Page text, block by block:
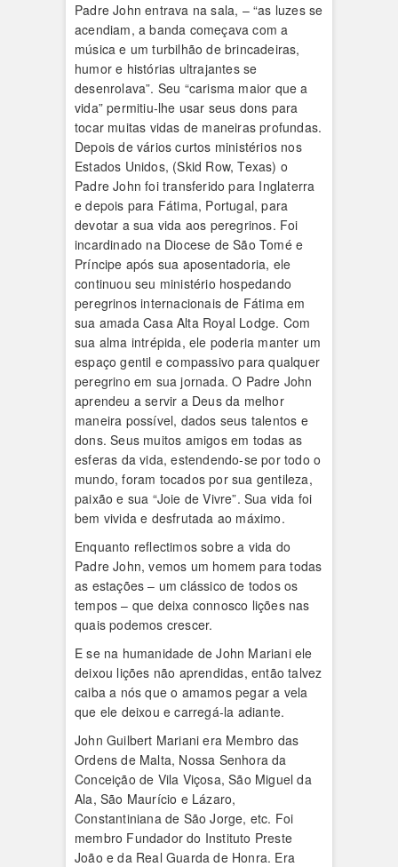
Padre John entrava na sala, – “as luzes se
acendiam, a banda começava com a
música e um turbilhão de brincadeiras,
humor e histórias ultrajantes se
desenrolava”. Seu “carisma maior que a
vida” permitiu-lhe usar seus dons para
tocar muitas vidas de maneiras profundas.
Depois de vários curtos ministérios nos
Estados Unidos, (Skid Row, Texas) o
Padre John foi transferido para Inglaterra
e depois para Fátima, Portugal, para
devotar a sua vida aos peregrinos. Foi
incardinado na Diocese de São Tomé e
Príncipe após sua aposentadoria, ele
continuou seu ministério hospedando
peregrinos internacionais de Fátima em
sua amada Casa Alta Royal Lodge. Com
sua alma intrépida, ele poderia manter um
espaço gentil e compassivo para qualquer
peregrino em sua jornada. O Padre John
aprendeu a servir a Deus da melhor
maneira possível, dados seus talentos e
dons. Seus muitos amigos em todas as
esferas da vida, estendendo-se por todo o
mundo, foram tocados por sua gentileza,
paixão e sua “Joie de Vivre”. Sua vida foi
bem vivida e desfrutada ao máximo.
Enquanto reflectimos sobre a vida do
Padre John, vemos um homem para todas
as estações – um clássico de todos os
tempos – que deixa connosco lições nas
quais podemos crescer.
E se na humanidade de John Mariani ele
deixou lições não aprendidas, então talvez
caiba a nós que o amamos pegar a vela
que ele deixou e carregá-la adiante.
John Guilbert Mariani era Membro das
Ordens de Malta, Nossa Senhora da
Conceição de Vila Viçosa, São Miguel da
Ala, São Maurício e Lázaro,
Constantiniana de São Jorge, etc. Foi
membro Fundador do Instituto Preste
João e da Real Guarda de Honra. Era